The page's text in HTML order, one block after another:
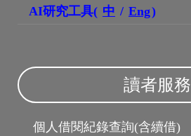
AI研究工具( 中 / Eng)
讀者服務
個人借閱紀錄查詢(含續借)